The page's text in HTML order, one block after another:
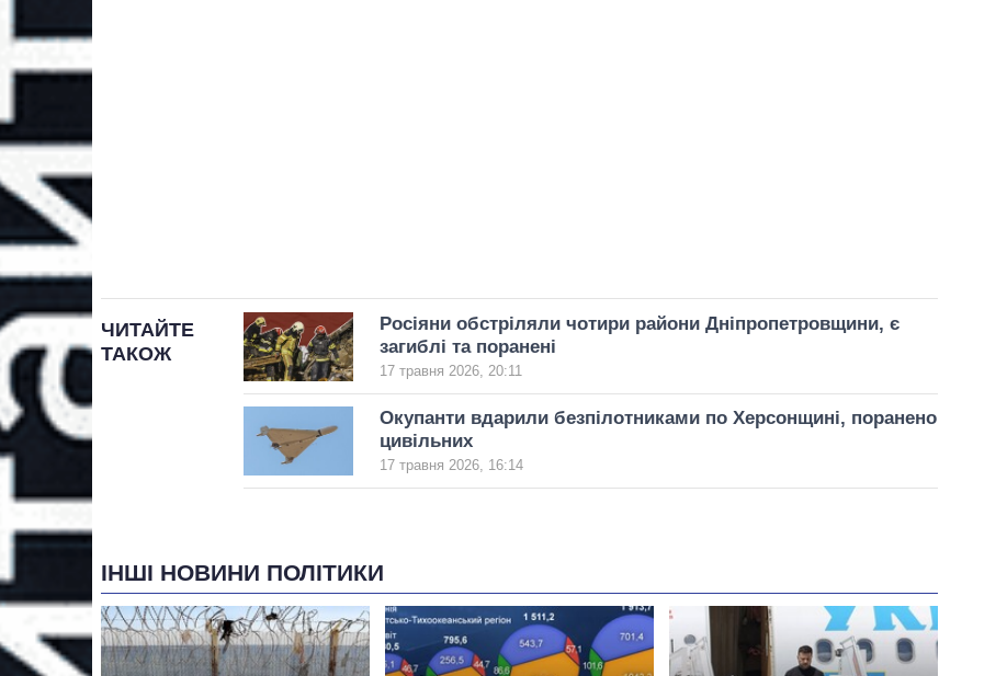
ЧИТАЙТЕ
ТАКОЖ
Росіяни обстріляли чотири райони Дніпропетровщини, є
загиблі та поранені
17 травня 2026, 20:11
Окупанти вдарили безпілотниками по Херсонщині, поранено
цивільних
17 травня 2026, 16:14
ІНШІ НОВИНИ ПОЛІТИКИ